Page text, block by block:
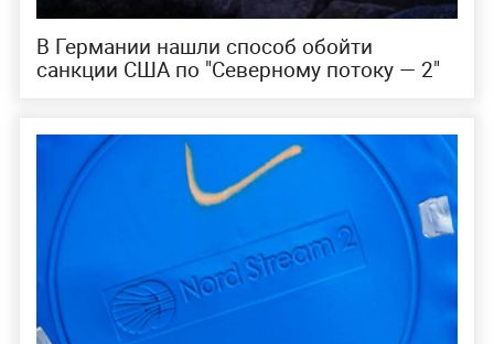
В Германии нашли способ обойти
санкции США по "Северному потоку — 2"